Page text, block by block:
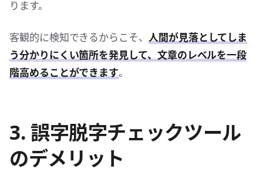
ります。
客観的に検知できるからこそ、 人間が見落としてしま
う分かりにくい箇所を発見して、文章のレベルを一段
階高めることができます。
3. 誤字脱字チェックツール
のデメリット